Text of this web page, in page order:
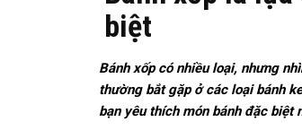
biệt
Bánh xốp có nhiều loại, nhưng
thường bắt gặp ở các loại bánh
bạn yêu thích món bánh đặc biệt